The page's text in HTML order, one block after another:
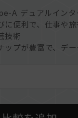
A デュアルインタ
に便利で、仕事や
技術
ップが豊富で、デ